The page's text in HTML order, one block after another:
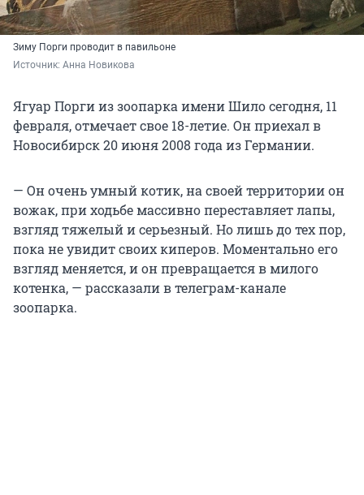
Зиму Порги проводит в павильоне
Источник: Анна Новикова
Ягуар Порги из зоопарка имени Шило сегодня, 11
февраля, отмечает свое 18-летие. Он приехал в
Новосибирск 20 июня 2008 года из Германии.
— Он очень умный котик, на своей территории он
вожак, при ходьбе массивно переставляет лапы,
взгляд тяжелый и серьезный. Но лишь до тех пор,
пока не увидит своих киперов. Моментально его
взгляд меняется, и он превращается в милого
котенка, — рассказали в телеграм-канале
зоопарка.